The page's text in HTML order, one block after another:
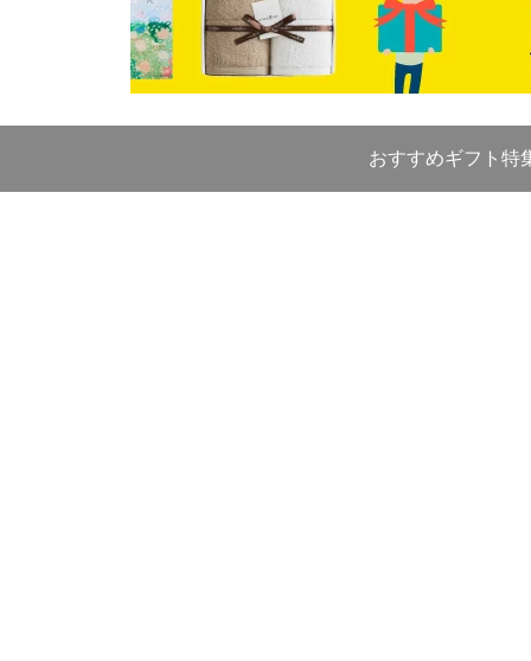
おすすめギフト特